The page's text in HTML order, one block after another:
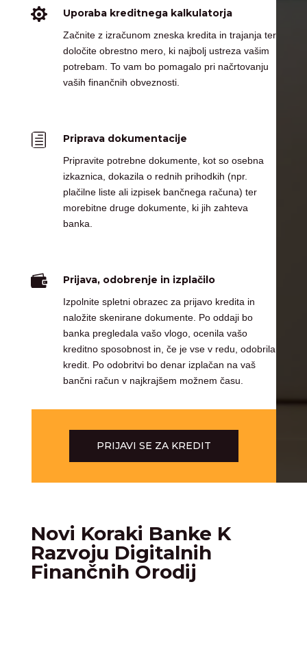
 Uporaba kreditnega kalkulatorja
Začnite z izračunom zneska kredita in trajanja ter
določite obrestno mero, ki najbolj ustreza vašim
potrebam. To vam bo pomagalo pri načrtovanju
vaših finančnih obveznosti.
h Priprava dokumentacije
Pripravite potrebne dokumente, kot so osebna
izkaznica, dokazila o rednih prihodkih (npr.
plačilne liste ali izpisek bančnega računa) ter
morebitne druge dokumente, ki jih zahteva
banka.
 Prijava, odobrenje in izplačilo
Izpolnite spletni obrazec za prijavo kredita in
naložite skenirane dokumente. Po oddaji bo
banka pregledala vašo vlogo, ocenila vašo
kreditno sposobnost in, če je vse v redu, odobrila
kredit. Po odobritvi bo denar izplačan na vaš
bančni račun v najkrajšem možnem času.
PRIJAVI SE ZA KREDIT
Novi Koraki Banke K
Razvoju Digitalnih
Finančnih Orodij